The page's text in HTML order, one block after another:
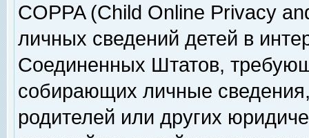
COPPA (Child Online Privacy
личных сведений детей в
Соединенных Штатов,
собирающих личные
родителей или других